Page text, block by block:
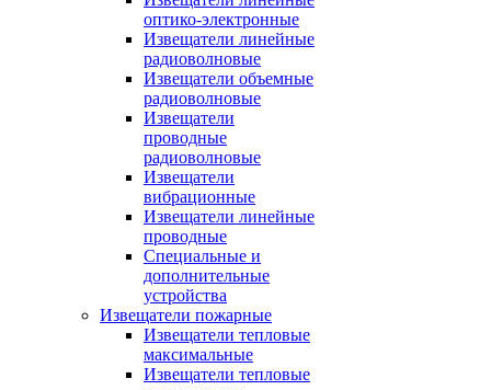
оптико-электронные
Извещатели линейные
радиоволновые
Извещатели объемные
радиоволновые
Извещатели
проводные
радиоволновые
Извещатели
вибрационные
Извещатели линейные
проводные
Специальные и
дополнительные
устройства
Извещатели пожарные
Извещатели тепловые
максимальные
Извещатели тепловые